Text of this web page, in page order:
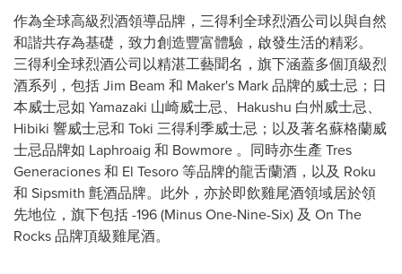
作為全球高級烈酒領導品牌，三得利全球烈酒公司以與自然
和諧共存為基礎，致力創造豐富體驗，啟發生活的精彩。
三得利全球烈酒公司以精湛工藝聞名，旗下涵蓋多個頂級烈
酒系列，包括 Jim Beam 和 Maker's Mark 品牌的威士忌；日
本威士忌如 Yamazaki 山崎威士忌、Hakushu 白州威士忌、
Hibiki 響威士忌和 Toki 三得利季威士忌；以及著名蘇格蘭威
士忌品牌如 Laphroaig 和 Bowmore 。同時亦生產 Tres
Generaciones 和 El Tesoro 等品牌的龍舌蘭酒，以及 Roku
和 Sipsmith 氈酒品牌。此外，亦於即飲雞尾酒領域居於領
先地位，旗下包括 -196 (Minus One-Nine-Six) 及 On The
Rocks 品牌頂級雞尾酒。